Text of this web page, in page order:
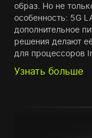
образ. Но не
особенность: 5G
дополнительное
решения делают
для процессоров
Узнать больше